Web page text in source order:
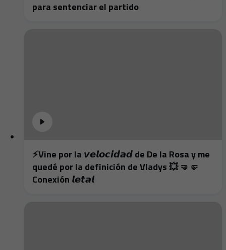
para sentenciar el partido
⚡️Vine por la 𝙫𝙚𝙡𝙤𝙘𝙞𝙙𝙖𝙙 de De la Rosa y me
quedé por la definición de Vladys 💥 🤜🤛
Conexión 𝙡𝙚𝙩𝙖𝙡